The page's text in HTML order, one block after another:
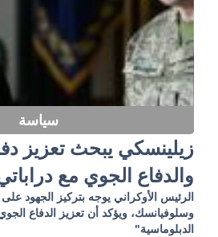
سياسة
زيلينسكي يبحث تعزيز
والدفاع الجوي مع
الرئيس الأوكراني يوجه بتركيز الجهود على
وسلوفيانسك، ويؤكد أن تعزيز الدفاع
الدبلوماسية"